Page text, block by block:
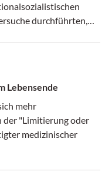
durchführten,
Lebensende
mehr
der "Limitierung oder
medizinischer